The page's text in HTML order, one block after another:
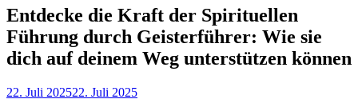
Entdecke die Kraft der Spirituellen
Führung durch Geisterführer: Wie sie
dich auf deinem Weg unterstützen können
Posted
22. Juli 202522. Juli 2025